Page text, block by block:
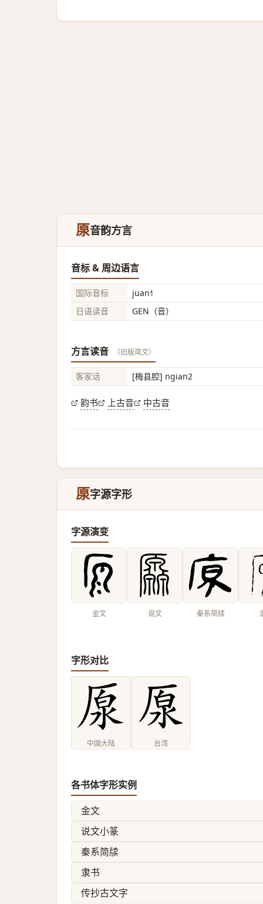
厡音韵方言
音标 & 周边语言
国际音标
juan˧˥
日语读音
GEN（音）
方言读音 （旧版简文）
客家话 [梅县腔] ngian2
韵书 上古音 中古音
厡字源字形
字源演变
金文 说文 秦系简牍
字形对比
中国大陆 台湾
各书体字形实例
金文
说文小篆
秦系简牍
隶书
传抄古文字